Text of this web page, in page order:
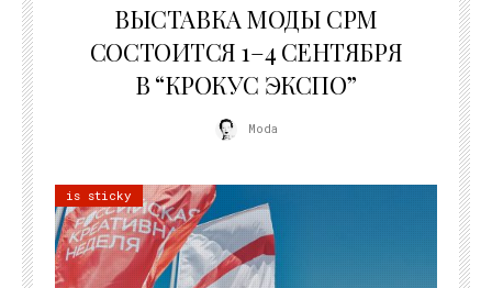
ВЫСТАВКА МОДЫ CPM
СОСТОИТСЯ 1–4 СЕНТЯБРЯ
В “КРОКУС ЭКСПО”
Moda
is sticky